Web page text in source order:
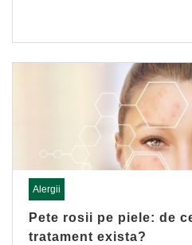
Alergii
Pete rosii pe piele: de
tratament exista?